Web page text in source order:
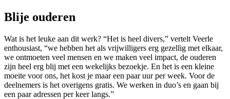
Blije ouderen
Wat is het leuke aan dit werk? “Het is heel divers,” vertelt Veerle
enthousiast, “we hebben het als vrijwilligers erg gezellig met elkaar,
we ontmoeten veel mensen en we maken veel impact, de ouderen
zijn heel erg blij met een wekelijks bezoekje. En het is een kleine
moeite voor ons, het kost je maar een paar uur per week. Voor de
deelnemers is het overigens gratis. We werken in duo’s en gaan bij
een paar adressen per keer langs.”